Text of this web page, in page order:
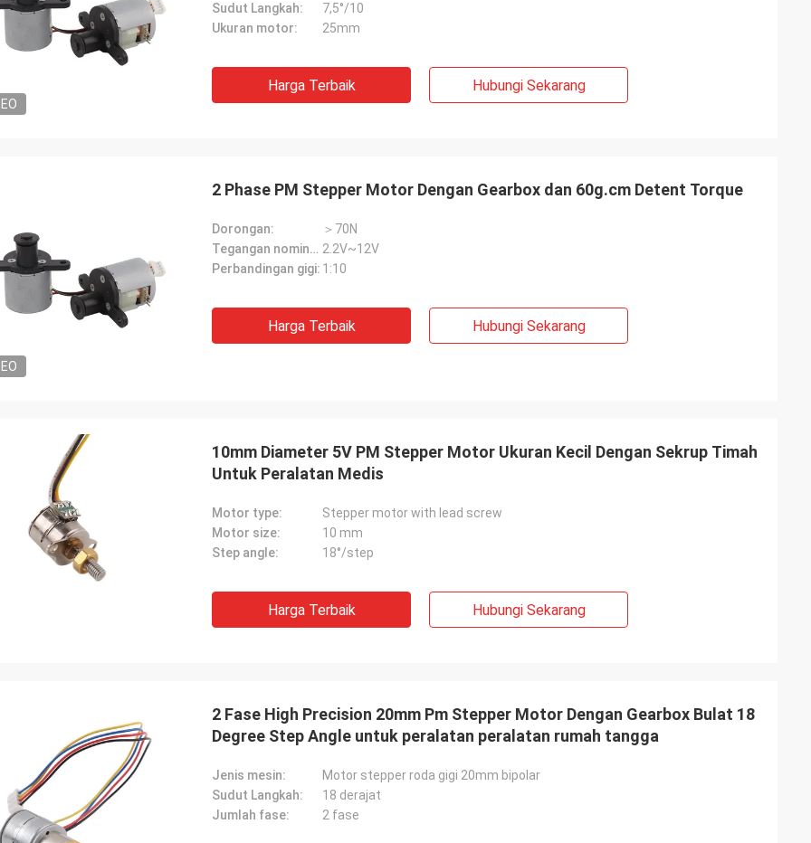
membantu dalam membuat keputusan
pembelian. Mereka siap untuk
ramah dan baik hati. Peringkat Plus!
Sudut Langkah:
7,5°/10
Ukuran motor:
25mm
Harga Terbaik Hubungi Sekarang
2 Phase PM Stepper Motor Dengan Gearbox dan 60g.cm Detent Torque
Dorongan:
＞70N
Tegangan nominal: 2.2V~12V
Perbandingan gigi: 1:10
Harga Terbaik Hubungi Sekarang
10mm Diameter 5V PM Stepper Motor Ukuran Kecil Dengan Sekrup Timah
Untuk Peralatan Medis
Motor type:
Stepper motor with lead screw
Motor size:
10 mm
Step angle:
18°/step
Harga Terbaik Hubungi Sekarang
2 Fase High Precision 20mm Pm Stepper Motor Dengan Gearbox Bulat 18
Degree Step Angle untuk peralatan peralatan rumah tangga
Jenis mesin:
Motor stepper roda gigi 20mm bipolar
Sudut Langkah:
18 derajat
Jumlah fase:
2 fase